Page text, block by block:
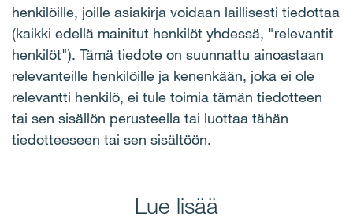
henkilöille, joille asiakirja voidaan laillisesti tiedottaa
(kaikki edellä mainitut henkilöt yhdessä, "relevantit
henkilöt"). Tämä tiedote on suunnattu ainoastaan
relevanteille henkilöille ja kenenkään, joka ei ole
relevantti henkilö, ei tule toimia tämän tiedotteen
tai sen sisällön perusteella tai luottaa tähän
tiedotteeseen tai sen sisältöön.
Lue lisää